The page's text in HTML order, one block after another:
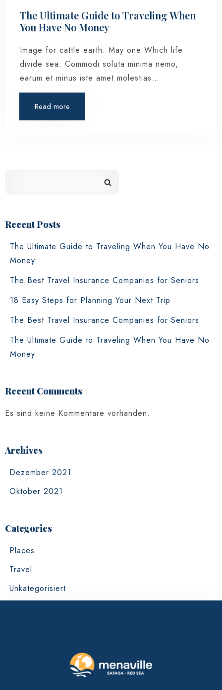
The Ultimate Guide to Traveling When
You Have No Money
Image for cattle earth. May one Which life
divide sea. Commodi soluta minima nemo,
earum et minus iste amet molestias…
Read more
Recent Posts
The Ultimate Guide to Traveling When You Have No
Money
The Best Travel Insurance Companies for Seniors
18 Easy Steps for Planning Your Next Trip
The Best Travel Insurance Companies for Seniors
The Ultimate Guide to Traveling When You Have No
Money
Recent Comments
Es sind keine Kommentare vorhanden.
Archives
Dezember 2021
Oktober 2021
Categories
Places
Travel
Unkategorisiert